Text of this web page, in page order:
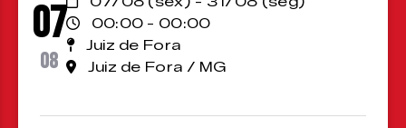
07
08
00:00 - 00:00
Juiz de Fora
Juiz de Fora / MG